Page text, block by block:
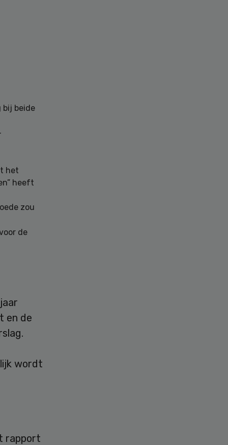
bij beide
het
heeft
zou
de
en de
wordt
rapport